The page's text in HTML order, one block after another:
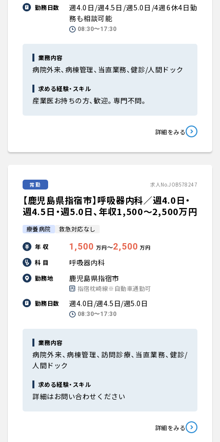
勤務日数
週4.0日/週4.5日/週5.0日/4週6休4日勤
務も相談可能
08:30〜17:30
業務内容
病院外来、病棟管理、当直業務、健診/人間ドック
求める経験・スキル
産業医お持ちの方、歓迎。専門不問。
詳細をみる
常勤 求人No.JOB578247
【鹿児島県指宿市】呼吸器内科／週4.0日・
週4.5日・週5.0日、年収1,500〜2,500万円
療養病院 救急対応なし
年 収 1,500 万円〜2,500 万円
科 目 呼吸器内科
勤務地 鹿児島県指宿市
指宿枕崎線※自動車通勤可
勤務日数
週4.0日/週4.5日/週5.0日
08:30〜17:30
業務内容
病院外来、病棟管理、訪問診療、当直業務、健診/
人間ドック
求める経験・スキル
詳細はお問い合わせください
詳細をみる